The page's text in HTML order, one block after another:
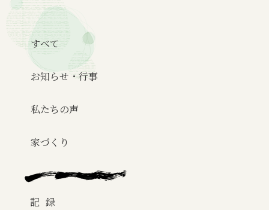
すべて
お知らせ・行事
私たちの声
家づくり
記録